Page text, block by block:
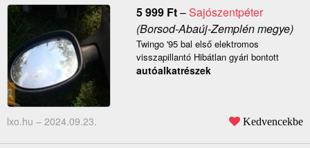
5 999 Ft–Sajószentpéter
(Borsod-Abaúj-Zemplén megye)
Twingo '95 bal első elektromos
visszapillantó Hibátlan gyári bontott
autóalkatrészek
lxo.hu – 2024.09.23. Kedvencekbe